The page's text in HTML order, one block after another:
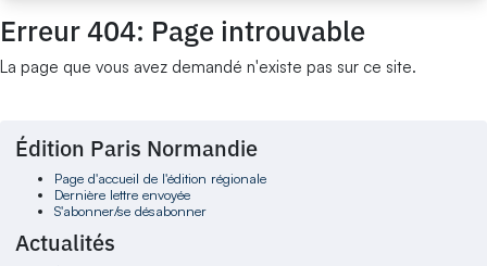
Erreur 404: Page introuvable
La page que vous avez demandé n'existe pas sur ce site.
Édition Paris Normandie
Page d'accueil de l'édition régionale
Dernière lettre envoyée
S'abonner/se désabonner
Actualités